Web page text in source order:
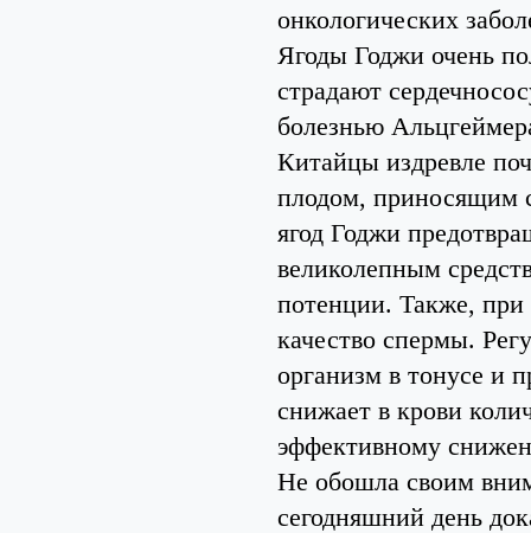
онкологических
Ягоды Годжи очень
страдают
болезнью
Китайцы издревле
плодом, приносящим
ягод Годжи
великолепным
потенции. Также, при
качество спермы.
организм в тонусе и
снижает в крови
эффективному
Не обошла своим
сегодняшний день